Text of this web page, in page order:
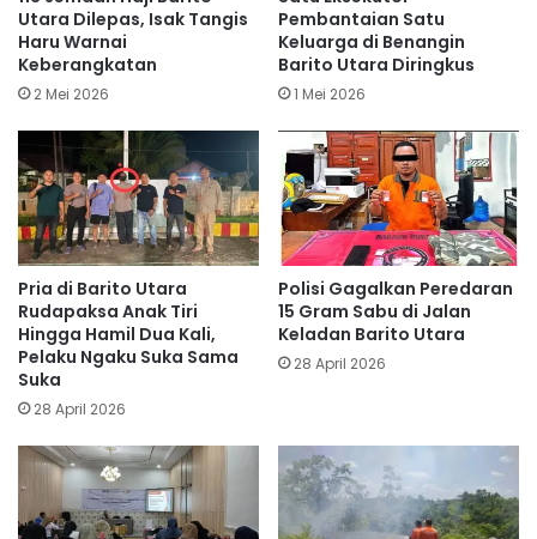
Utara Dilepas, Isak Tangis
Haru Warnai
Keberangkatan
2 Mei 2026
Pembantaian Satu
Keluarga di Benangin
Barito Utara Diringkus
1 Mei 2026
Pria di Barito Utara
Rudapaksa Anak Tiri
Hingga Hamil Dua Kali,
Pelaku Ngaku Suka Sama
Suka
28 April 2026
Polisi Gagalkan Peredaran
15 Gram Sabu di Jalan
Keladan Barito Utara
28 April 2026